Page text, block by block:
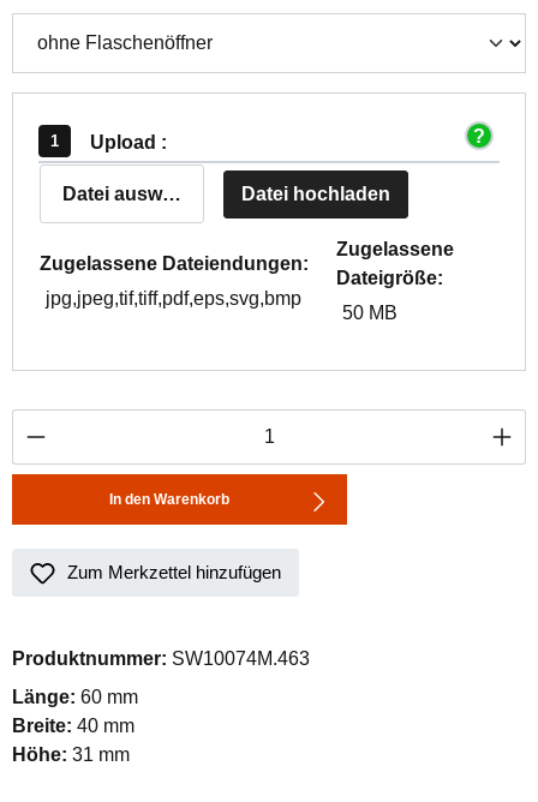
Upload :
Datei auswählen Datei hochladen
Zugelassene Dateiendungen:
jpg,jpeg,tif,tiff,pdf,eps,svg,bmp
Zugelassene
Dateigröße:
50 MB
Produkt Anzahl: Gib den gewünschten
In den Warenkorb
Zum Merkzettel hinzufügen
Produktnummer: SW10074M.463
Länge: 60 mm
Breite: 40 mm
Höhe: 31 mm